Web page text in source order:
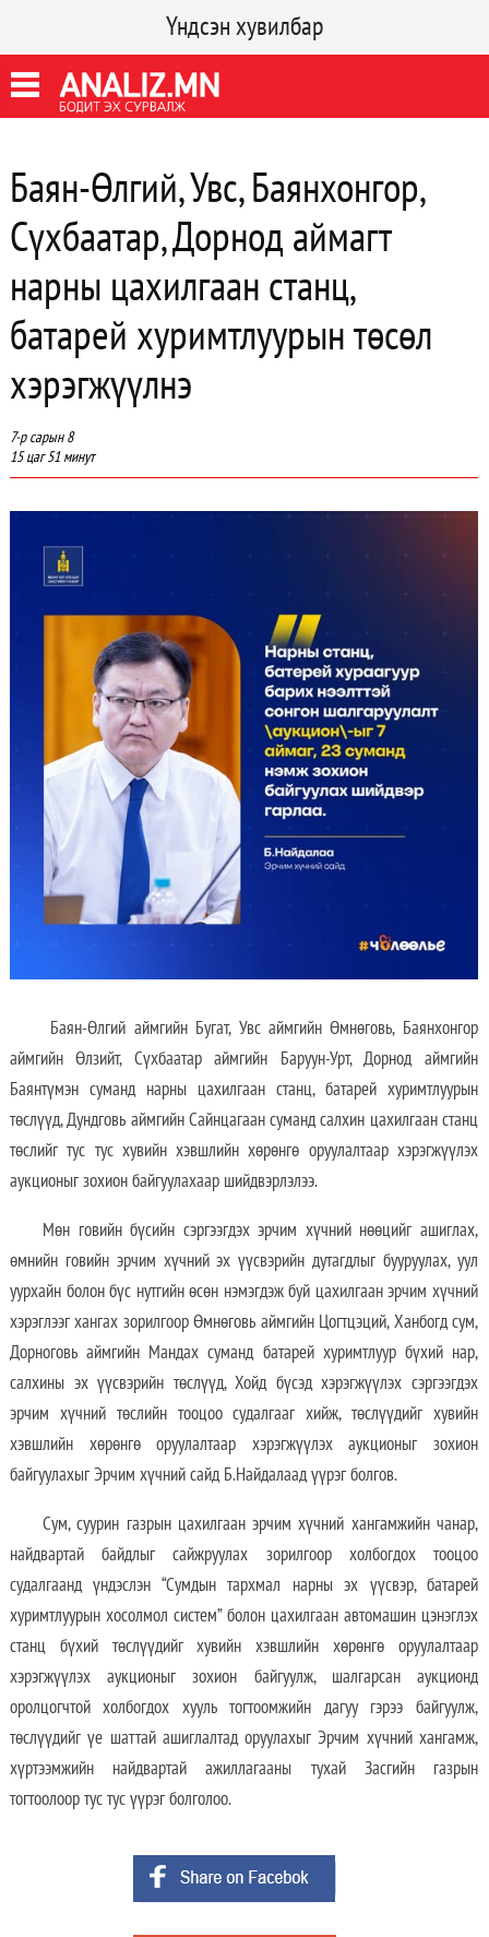
Үндсэн хувилбар
Баян-Өлгий, Увс, Баянхонгор,
Сүхбаатар, Дорнод аймагт
нарны цахилгаан станц,
батарей хуримтлуурын төсөл
хэрэгжүүлнэ
7-р сарын 8
15 цаг 51 минут
Баян-Өлгий аймгийн Бугат, Увс аймгийн Өмнөговь, Баянхонгор
аймгийн Өлзийт, Сүхбаатар аймгийн Баруун-Урт, Дорнод аймгийн
Баянтүмэн суманд нарны цахилгаан станц, батарей хуримтлуурын
төслүүд, Дундговь аймгийн Сайнцагаан суманд салхин цахилгаан станц
төслийг тус тус хувийн хэвшлийн хөрөнгө оруулалтаар хэрэгжүүлэх
аукционыг зохион байгуулахаар шийдвэрлэлээ.
Мөн говийн бүсийн сэргээгдэх эрчим хүчний нөөцийг ашиглах,
өмнийн говийн эрчим хүчний эх үүсвэрийн дутагдлыг бууруулах, уул
уурхайн болон бүс нутгийн өсөн нэмэгдэж буй цахилгаан эрчим хүчний
хэрэглээг хангах зорилгоор Өмнөговь аймгийн Цогтцэций, Ханбогд сум,
Дорноговь аймгийн Мандах суманд батарей хуримтлуур бүхий нар,
салхины эх үүсвэрийн төслүүд, Хойд бүсэд хэрэгжүүлэх сэргээгдэх
эрчим хүчний төслийн тооцоо судалгааг хийж, төслүүдийг хувийн
хэвшлийн хөрөнгө оруулалтаар хэрэгжүүлэх аукционыг зохион
байгуулахыг Эрчим хүчний сайд Б.Найдалаад үүрэг болгов.
Сум, суурин газрын цахилгаан эрчим хүчний хангамжийн чанар,
найдвартай байдлыг сайжруулах зорилгоор холбогдох тооцоо
судалгаанд үндэслэн “Сумдын тархмал нарны эх үүсвэр, батарей
хуримтлуурын хосолмол систем” болон цахилгаан автомашин цэнэглэх
станц бүхий төслүүдийг хувийн хэвшлийн хөрөнгө оруулалтаар
хэрэгжүүлэх аукционыг зохион байгуулж, шалгарсан аукционд
оролцогчтой холбогдох хууль тогтоомжийн дагуу гэрээ байгуулж,
төслүүдийг үе шаттай ашиглалтад оруулахыг Эрчим хүчний хангамж,
хүртээмжийн найдвартай ажиллагааны тухай Засгийн газрын
тогтоолоор тус тус үүрэг болголоо.